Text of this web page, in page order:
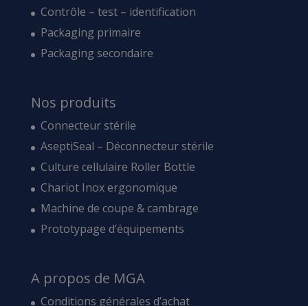
Contrôle – test – identification
Packaging primaire
Packaging secondaire
Nos produits
Connecteur stérile
AseptiSeal – Déconnecteur stérile
Culture cellulaire Roller Bottle
Chariot Inox ergonomique
Machine de coupe & cambrage
Prototypage d’équipements
A propos de MGA
Conditions générales d’achat